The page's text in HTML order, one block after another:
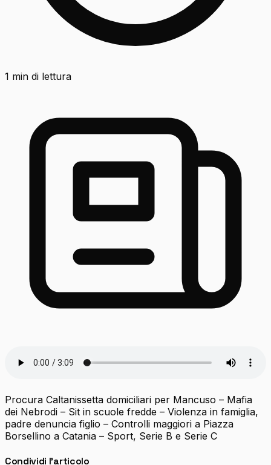
1 min di lettura
Procura Caltanissetta domiciliari per Mancuso – Mafia
dei Nebrodi – Sit in scuole fredde – Violenza in famiglia,
padre denuncia figlio – Controlli maggiori a Piazza
Borsellino a Catania – Sport, Serie B e Serie C
Condividi l'articolo